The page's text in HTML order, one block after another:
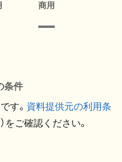
商用
条件
す。 資料提供元の利用条
をご確認ください。